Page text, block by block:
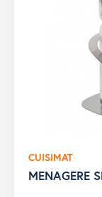
CUISIMAT
MENAGERE